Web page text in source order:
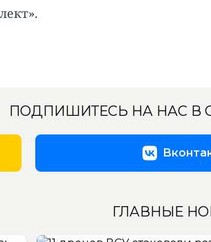
ПОДПИШИТЕСЬ НА НАС В
ГЛАВНЫЕ